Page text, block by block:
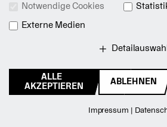
AGB
Datenschutz
© 2026 Staatsballett Berlin
Notwendige Cookies
Externe Medien
ALLE
AKZEPTIEREN
ABLEHNEN
Impressum |